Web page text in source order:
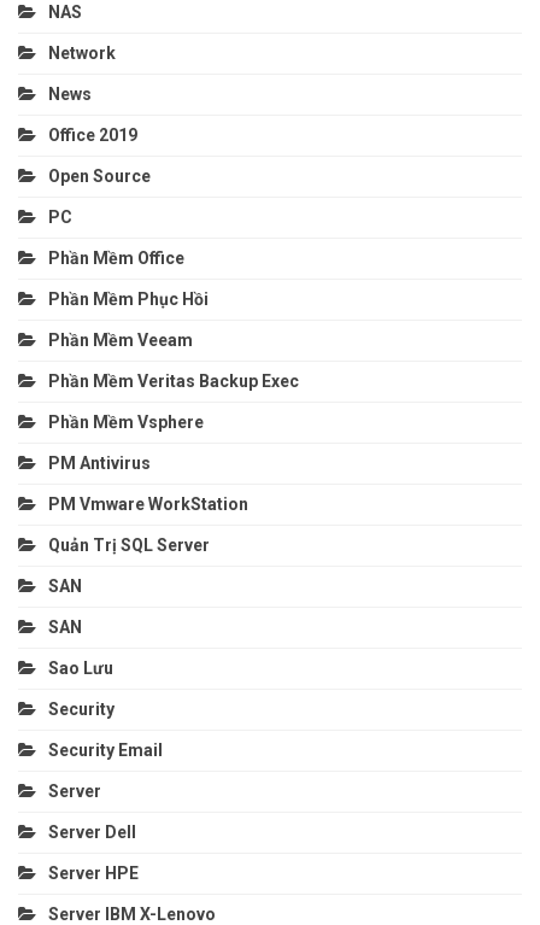
NAS
Network
News
Office 2019
Open Source
PC
Phần Mềm Office
Phần Mềm Phục Hồi
Phần Mềm Veeam
Phần Mềm Veritas Backup Exec
Phần Mềm Vsphere
PM Antivirus
PM Vmware WorkStation
Quản Trị SQL Server
SAN
SAN
Sao Lưu
Security
Security Email
Server
Server Dell
Server HPE
Server IBM X-Lenovo